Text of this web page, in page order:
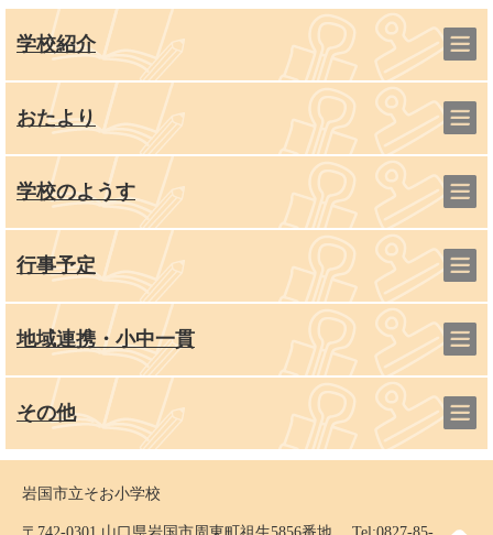
学校紹介
おたより
学校のようす
行事予定
地域連携・小中一貫
その他
岩国市立そお小学校